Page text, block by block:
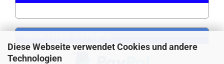
Diese Webseite verwendet Cookies und andere
Technologien